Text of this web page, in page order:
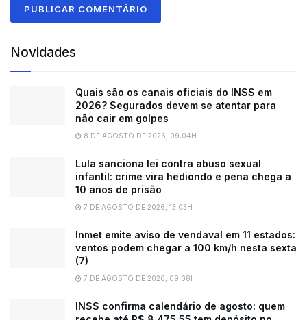
Novidades
Quais são os canais oficiais do INSS em
2026? Segurados devem se atentar para
não cair em golpes
8 DE AGOSTO DE 2026, 09:04H
Lula sanciona lei contra abuso sexual
infantil: crime vira hediondo e pena chega a
10 anos de prisão
7 DE AGOSTO DE 2026, 13:03H
Inmet emite aviso de vendaval em 11 estados:
ventos podem chegar a 100 km/h nesta sexta
(7)
7 DE AGOSTO DE 2026, 09:08H
INSS confirma calendário de agosto: quem